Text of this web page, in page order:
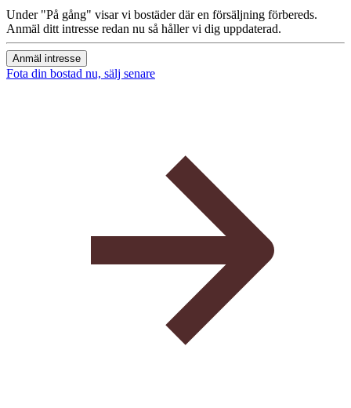
Under "På gång" visar vi bostäder där en försäljning förbereds.
Anmäl ditt intresse redan nu så håller vi dig uppdaterad.
Anmäl intresse
Fota din bostad nu, sälj senare